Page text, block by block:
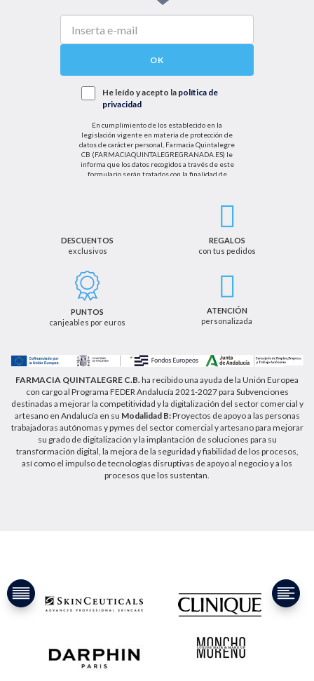
OK
He leído y acepto la política de
privacidad
En cumplimiento de los establecido en la
legislación vigente en materia de protección de
datos de carácter personal, Farmacia Quintalegre
CB (FARMACIAQUINTALEGREGRANADA.ES) le
informa que los datos recogidos a través de este
formulario serán tratados con la finalidad de
el tratamiento de sus datos personales se basará
cancelación u oposición, así como los derechos
adicionales que le asisten a través de la dirección
de email info@farmaciaquintalegregranada.es, así
como a través de los medios detallados en la
información adicional sobre nuestra política de
privacidad que puede consultar en la dirección web
DESCUENTOS
exclusivos
REGALOS
con tus pedidos
PUNTOS
canjeables por euros
ATENCIÓN
personalizada
FARMACIA QUINTALEGRE C.B. ha recibido una ayuda de la Unión Europea
con cargo al Programa FEDER Andalucía 2021-2027 para Subvenciones
destinadas a mejorar la competitividad y la digitalización del sector comercial y
artesano en Andalucía en su Modalidad B:Proyectos de apoyo a las personas
trabajadoras autónomas y pymes del sector comercial y artesano para mejorar
su grado de digitalización y la implantación de soluciones para su
transformación digital, la mejora de la seguridad y fiabilidad de los procesos,
así como el impulso de tecnologías disruptivas de apoyo al negocio y a los
procesos que los sustentan.